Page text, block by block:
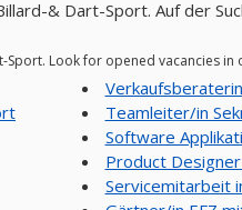
& Dart-Sport. Auf der
Look for opened vacancies in
Teamleiter/in
Software
Product
Servicemitarbeit